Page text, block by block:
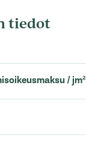
tiedot
/ jm²